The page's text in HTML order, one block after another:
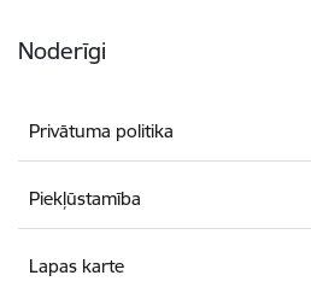
Noderīgi
Privātuma politika
Piekļūstamība
Lapas karte